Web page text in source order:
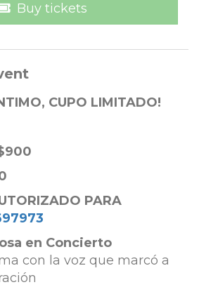
Buy tickets
CUPO LIMITADO!
PARA
en Concierto
con la voz que marcó a